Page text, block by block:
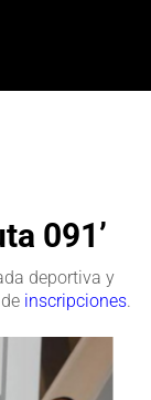
091’
deportiva y
inscripciones.